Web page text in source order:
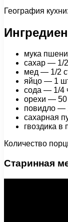
География
мука
сахар — 1/2
мед — 1/2
яйцо — 1
сода — 1/4
орехи — 50
повидло —
сахарная
гвоздика в
Количество
Старинная